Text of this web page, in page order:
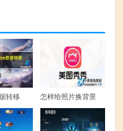
转移 怎样给照片换背景